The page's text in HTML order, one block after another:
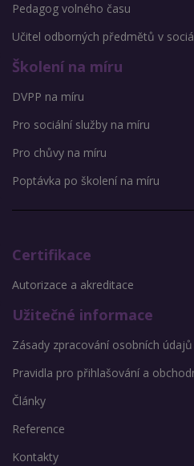
Pedagog volného času
Učitel odborných předmětů v
Školení na míru
DVPP na míru
Pro sociální služby na míru
Pro chůvy na míru
Poptávka po školení na míru
Certifikace
Autorizace a akreditace
Užitečné informace
Zásady zpracování osobních údajů
Pravidla pro přihlašování a
Články
Reference
Kontakty